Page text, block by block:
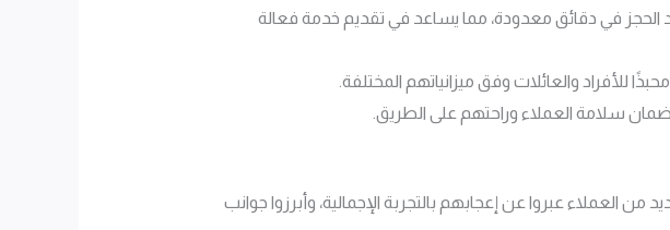
الحجز في دقائق معدودة، مما يساعد في تقديم خدمة فعالة
للأفراد والعائلات وفق ميزانياتهم المختلفة.
سلامة العملاء وراحتهم على الطريق.
العملاء عبروا عن إعجابهم بالتجربة الإجمالية، وأبرزوا جوانب